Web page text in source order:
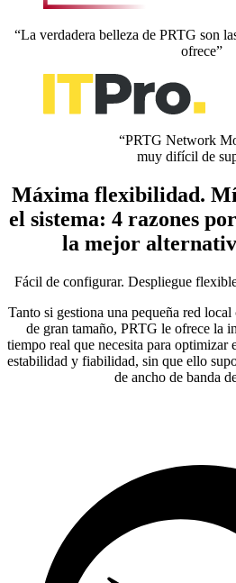
“La verdadera belleza de PRTG son
ofrece”
“PRTG Network
muy difícil de
Máxima flexibilidad.
el sistema: 4 razones
la mejor
Fácil de configurar. Despliegue
Tanto si gestiona una pequeña red
de gran tamaño, PRTG le ofrece la
tiempo real que necesita para optimizar
estabilidad y fiabilidad, sin que ello
de ancho de banda